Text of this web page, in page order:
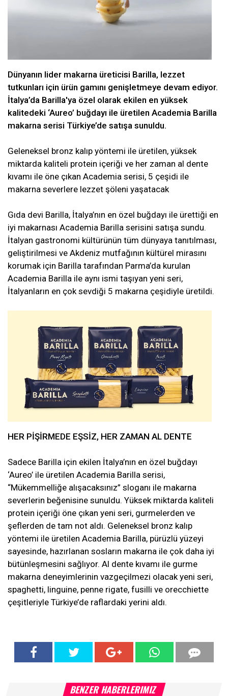
Dünyanın lider makarna üreticisi Barilla, lezzet
tutkunları için ürün gamını genişletmeye devam ediyor.
İtalya’da Barilla'ya özel olarak ekilen en yüksek
kalitedeki ‘Aureo’ buğdayı ile üretilen Academia Barilla
makarna serisi Türkiye’de satışa sunuldu.
Geleneksel bronz kalıp yöntemi ile üretilen, yüksek
miktarda kaliteli protein içeriği ve her zaman al dente
kıvamı ile öne çıkan Academia serisi, 5 çeşidi ile
makarna severlere lezzet şöleni yaşatacak
Gıda devi Barilla, İtalya’nın en özel buğdayı ile ürettiği en
iyi makarnası Academia Barilla serisini satışa sundu.
İtalyan gastronomi kültürünün tüm dünyaya tanıtılması,
geliştirilmesi ve Akdeniz mutfağının kültürel mirasını
korumak için Barilla tarafından Parma’da kurulan
Academia Barilla ile aynı ismi taşıyan yeni seri,
İtalyanların en çok sevdiği 5 makarna çeşidiyle üretildi.
HER PİŞİRMEDE EŞSİZ, HER ZAMAN AL DENTE
Sadece Barilla için ekilen İtalya’nın en özel buğdayı
‘Aureo’ ile üretilen Academia Barilla serisi,
“Mükemmelliğe alışacaksınız” sloganı ile makarna
severlerin beğenisine sunuldu. Yüksek miktarda kaliteli
protein içeriği öne çıkan yeni seri, gurmelerden ve
şeflerden de tam not aldı. Geleneksel bronz kalıp
yöntemi ile üretilen Academia Barilla, pürüzlü yüzeyi
sayesinde, hazırlanan sosların makarna ile çok daha iyi
bütünleşmesini sağlıyor. Al dente kıvamı ile gurme
makarna deneyimlerinin vazgeçilmezi olacak yeni seri,
spaghetti, linguine, penne rigate, fusilli ve orecchiette
çeşitleriyle Türkiye’de raflardaki yerini aldı.
BENZER HABERLERIMIZ